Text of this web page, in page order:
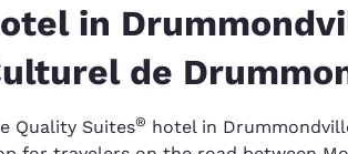
in
de
Quality Suites® hotel in